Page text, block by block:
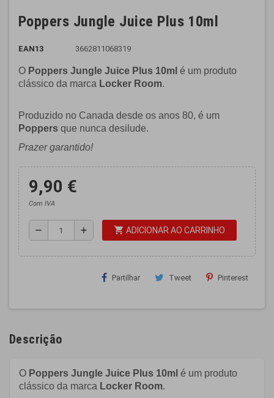
Poppers Jungle Juice Plus 10ml
EAN13 3662811068319
O Poppers Jungle Juice Plus 10ml é um produto
clássico da marca Locker Room.
Produzido no Canada desde os anos 80, é um
Poppers que nunca desilude.
Prazer garantido!
9,90 €
Com IVA
remove add shopping_cart ADICIONAR AO CARRINHO
Partilhar Tweet Pinterest
Descrição
O Poppers Jungle Juice Plus 10ml é um produto
clássico da marca Locker Room.